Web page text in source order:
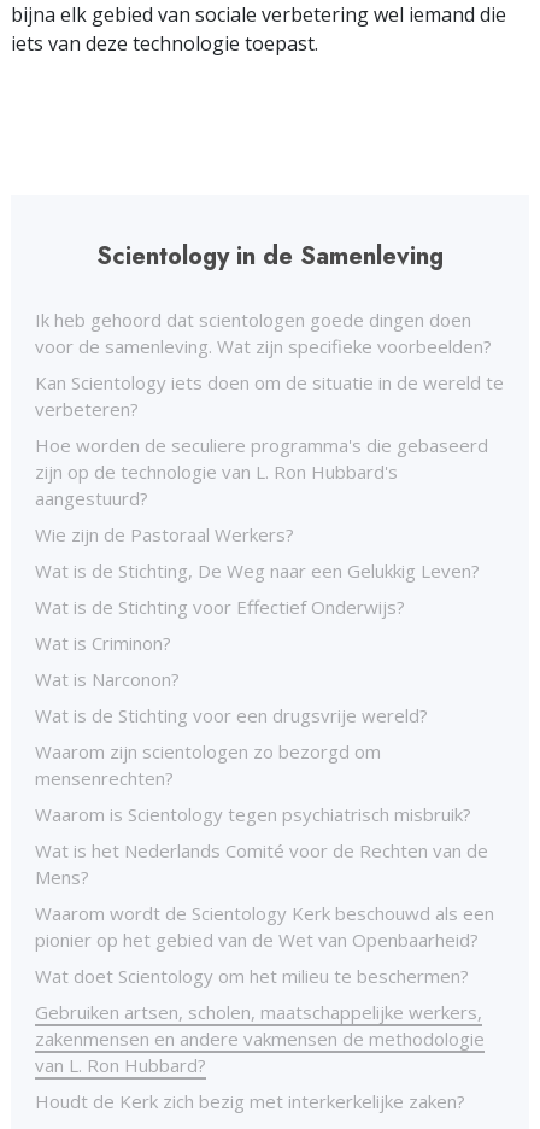
bijna elk gebied van sociale verbetering wel iemand die
iets van deze technologie toepast.
Scientology in de Samenleving
Ik heb gehoord dat scientologen goede dingen doen
voor de samenleving. Wat zijn specifieke voorbeelden?
Kan Scientology iets doen om de situatie in de wereld te
verbeteren?
Hoe worden de seculiere programma's die gebaseerd
zijn op de technologie van L. Ron Hubbard's
aangestuurd?
Wie zijn de Pastoraal Werkers?
Wat is de Stichting, De Weg naar een Gelukkig Leven?
Wat is de Stichting voor Effectief Onderwijs?
Wat is Criminon?
Wat is Narconon?
Wat is de Stichting voor een drugsvrije wereld?
Waarom zijn scientologen zo bezorgd om
mensenrechten?
Waarom is Scientology tegen psychiatrisch misbruik?
Wat is het Nederlands Comité voor de Rechten van de
Mens?
Waarom wordt de Scientology Kerk beschouwd als een
pionier op het gebied van de Wet van Openbaarheid?
Wat doet Scientology om het milieu te beschermen?
Gebruiken artsen, scholen, maatschappelijke werkers,
zakenmensen en andere vakmensen de methodologie
van L. Ron Hubbard?
Houdt de Kerk zich bezig met interkerkelijke zaken?